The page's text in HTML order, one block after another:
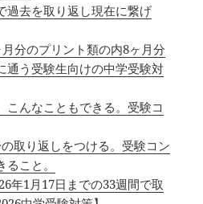
過去を取り返し現在に繋げ
分のプリント類の内8ヶ月分
通う受験生向けの中学受験対
こんなこともできる。受験コ
取り返しをつける。受験コン
こと。
年1月17日までの33週間で取